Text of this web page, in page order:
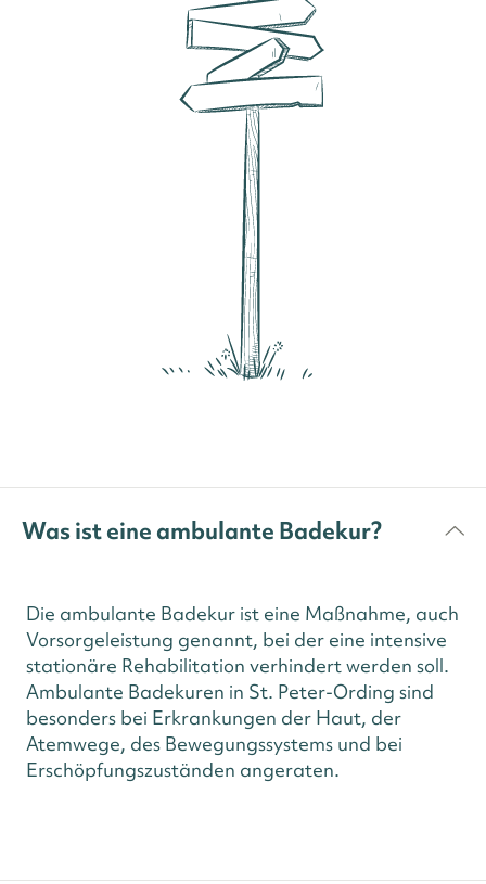
Was ist eine ambulante Badekur?
Die ambulante Badekur ist eine Maßnahme, auch
Vorsorgeleistung genannt, bei der eine intensive
stationäre Rehabilitation verhindert werden soll.
Ambulante Badekuren in St. Peter-Ording sind
besonders bei Erkrankungen der Haut, der
Atemwege, des Bewegungssystems und bei
Erschöpfungszuständen angeraten.